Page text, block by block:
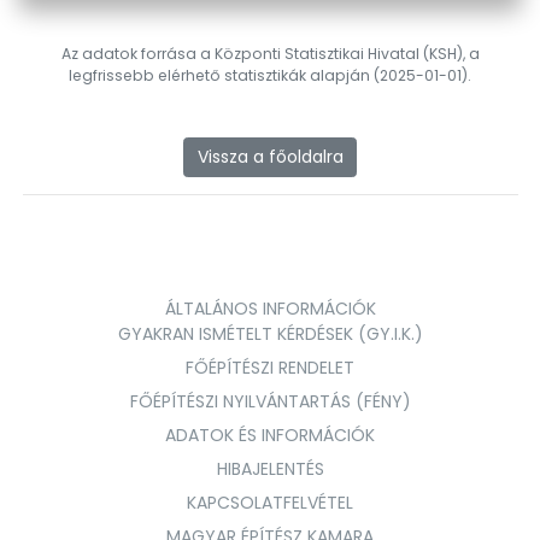
Az adatok forrása a Központi Statisztikai Hivatal (KSH), a
legfrissebb elérhető statisztikák alapján (2025-01-01).
Vissza a főoldalra
ÁLTALÁNOS INFORMÁCIÓK
GYAKRAN ISMÉTELT KÉRDÉSEK (GY.I.K.)
FŐÉPÍTÉSZI RENDELET
FŐÉPÍTÉSZI NYILVÁNTARTÁS (FÉNY)
ADATOK ÉS INFORMÁCIÓK
HIBAJELENTÉS
KAPCSOLATFELVÉTEL